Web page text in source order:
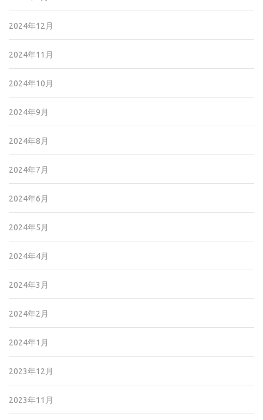
2024年12月
2024年11月
2024年10月
2024年9月
2024年8月
2024年7月
2024年6月
2024年5月
2024年4月
2024年3月
2024年2月
2024年1月
2023年12月
2023年11月